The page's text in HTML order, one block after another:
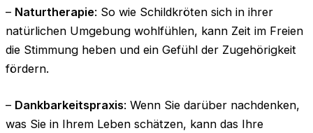
– Naturtherapie: So wie Schildkröten sich in ihrer
natürlichen Umgebung wohlfühlen, kann Zeit im Freien
die Stimmung heben und ein Gefühl der Zugehörigkeit
fördern.
– Dankbarkeitspraxis: Wenn Sie darüber nachdenken,
was Sie in Ihrem Leben schätzen, kann das Ihre